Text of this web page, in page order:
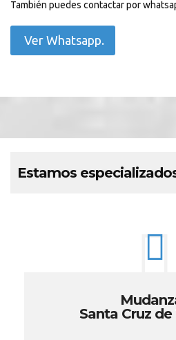
También puedes contactar por
Ver Whatsapp.
Estamos
Santa Cruz